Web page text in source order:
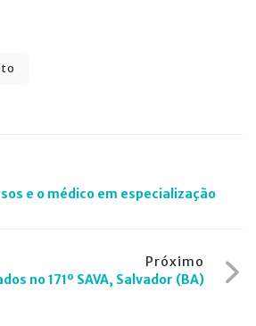
e o médico em especialização
Próximo
no 171º SAVA, Salvador (BA)